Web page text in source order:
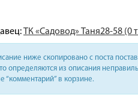
ТК «Садовод» Таня28-58 (0
ниже скопировано с поста
определяются из описания
“комментарий” в корзине.